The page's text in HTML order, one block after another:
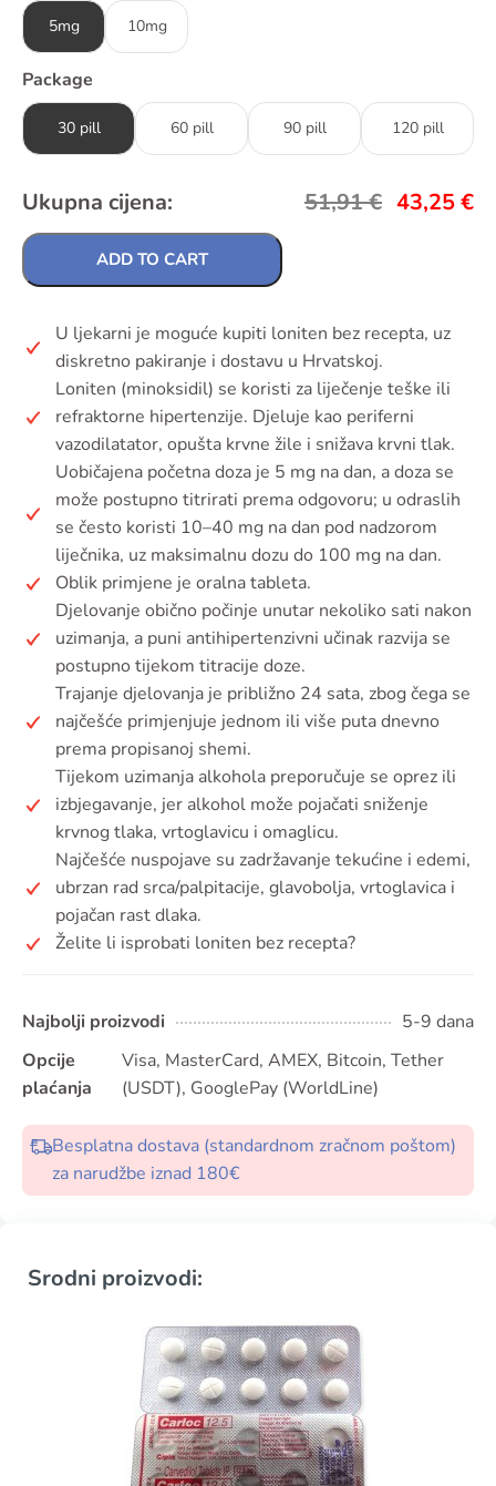
5mg 10mg
Package
30 pill 60 pill 90 pill 120 pill
Ukupna cijena: 51,91€ 43,25€
ADD TO CART
U ljekarni je moguće kupiti loniten bez recepta, uz
diskretno pakiranje i dostavu u Hrvatskoj.
Loniten (minoksidil) se koristi za liječenje teške ili
refraktorne hipertenzije. Djeluje kao periferni
vazodilatator, opušta krvne žile i snižava krvni tlak.
Uobičajena početna doza je 5 mg na dan, a doza se
može postupno titrirati prema odgovoru; u odraslih
se često koristi 10–40 mg na dan pod nadzorom
liječnika, uz maksimalnu dozu do 100 mg na dan.
Oblik primjene je oralna tableta.
Djelovanje obično počinje unutar nekoliko sati nakon
uzimanja, a puni antihipertenzivni učinak razvija se
postupno tijekom titracije doze.
Trajanje djelovanja je približno 24 sata, zbog čega se
najčešće primjenjuje jednom ili više puta dnevno
prema propisanoj shemi.
Tijekom uzimanja alkohola preporučuje se oprez ili
izbjegavanje, jer alkohol može pojačati sniženje
krvnog tlaka, vrtoglavicu i omaglicu.
Najčešće nuspojave su zadržavanje tekućine i edemi,
ubrzan rad srca/palpitacije, glavobolja, vrtoglavica i
pojačan rast dlaka.
Želite li isprobati loniten bez recepta?
Najbolji proizvodi
5-9 dana
Opcije
plaćanja
Visa, MasterCard, AMEX, Bitcoin, Tether
(USDT), GooglePay (WorldLine)
Besplatna dostava (standardnom zračnom poštom)
za narudžbe iznad 180€
Srodni proizvodi: